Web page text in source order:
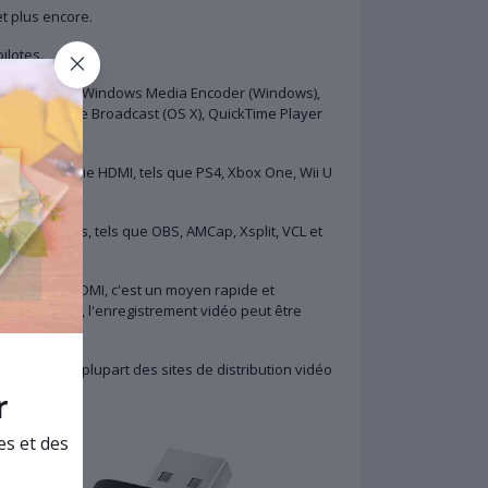
plus encore.
X, Linux), Windows Media Encoder (Windows),
QuickTime Broadcast (OS X), QuickTime Player
sortie HDMI, tels que PS4, Xbox One, Wii U
tiers, tels que OBS, AMCap, Xsplit, VCL et
vidéo HDMI, c'est un moyen rapide et
HDMI, l'enregistrement vidéo peut être
sur la plupart des sites de distribution vidéo
et des